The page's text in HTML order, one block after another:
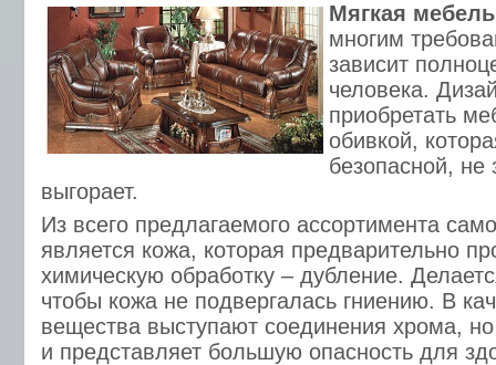
Мягкая мебель
многим
зависит
человека.
приобретать
обивкой,
безопасной, не
выгорает.
Из всего предлагаемого ассортимента
является кожа, которая предварительно
химическую обработку – дубление.
чтобы кожа не подвергалась гниению. В
вещества выступают соединения хрома,
и представляет большую опасность для